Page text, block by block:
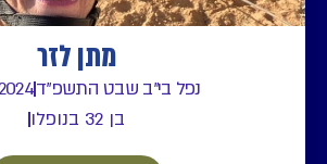
מתן לזר
נפל בי"ב שבט התשפ"ד
בן 32 בנופלו